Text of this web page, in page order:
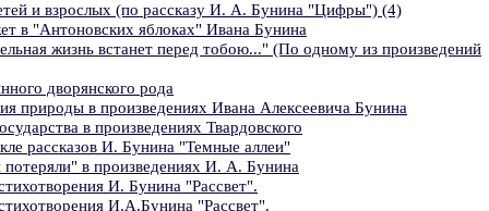
и взрослых (по рассказу И. А. Бунина "Цифры") (4)
в "Антоновских яблоках" Ивана Бунина
жизнь встанет перед тобою..." (По одному из произведений
дворянского рода
природы в произведениях Ивана Алексеевича Бунина
в произведениях Твардовского
рассказов И. Бунина "Темные аллеи"
в произведениях И. А. Бунина
И. Бунина "Рассвет".
И.А.Бунина "Рассвет".